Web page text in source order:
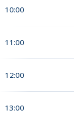
10:00
11:00
12:00
13:00